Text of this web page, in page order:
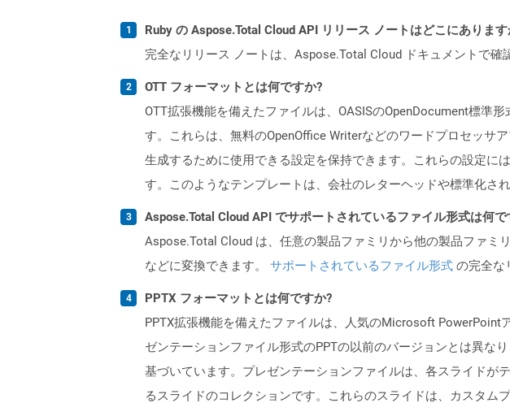
Ruby の Aspose.Total Cloud API リリース ノートはどこにあります
完全なリリース ノートは、Aspose.Total Cloud ドキュメントで確
OTT フォーマットとは何ですか?
OTT拡張機能を備えたファイルは、OASISのOpenDocument標準
す。これらは、無料のOpenOffice Writerなどのワードプロセッサ
生成するために使用できる設定を保持できます。これらの設定に
す。このようなテンプレートは、会社のレターヘッドや標準化さ
Aspose.Total Cloud API でサポートされているファイル形式は何で
Aspose.Total Cloud は、任意の製品ファミリから他の製品ファミ
などに変換できます。 サポートされているファイル形式 の完全な
PPTX フォーマットとは何ですか?
PPTX拡張機能を備えたファイルは、人気のMicrosoft
ゼンテーションファイル形式のPPTの以前のバージョンとは異な
基づいています。プレゼンテーションファイルは、各スライドが
るスライドのコレクションです。これらのスライドは、カスタム